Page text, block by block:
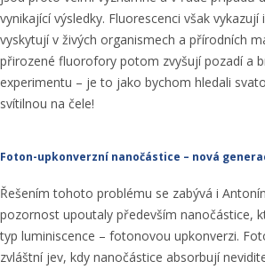
vynikající výsledky. Fluorescenci však
vyskytují v živých organismech a přírodních
přirozené fluorofory potom zvyšují pozadí a
experimentu – je to jako bychom hledali
svítilnou na čele!
Foton-upkonverzní nanočástice – nová
Řešením tohoto problému se zabývá i
pozornost upoutaly především nanočástice,
typ luminiscence – fotonovou upkonverzi.
zvláštní jev, kdy nanočástice absorbují